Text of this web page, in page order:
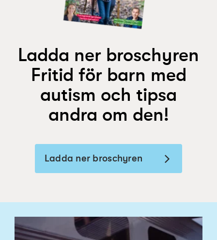
Ladda ner broschyren
Fritid för barn med
autism och tipsa
andra om den!
Ladda ner broschyren